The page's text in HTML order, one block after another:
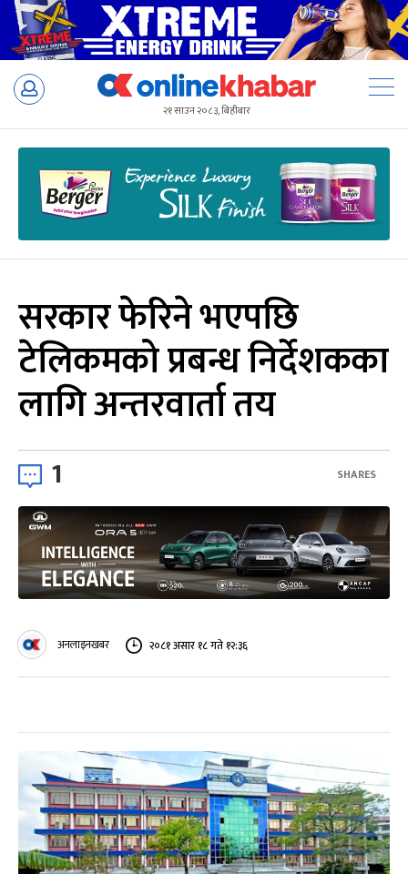
Skip
२१ साउन २०८३, बिहीबार
सरकार फेरिने भएपछि
टेलिकमको प्रबन्ध निर्देशकका
लागि अन्तरवार्ता तय
1 SHARES
अनलाइनखबर २०८१ असार १८ गते १२:३६